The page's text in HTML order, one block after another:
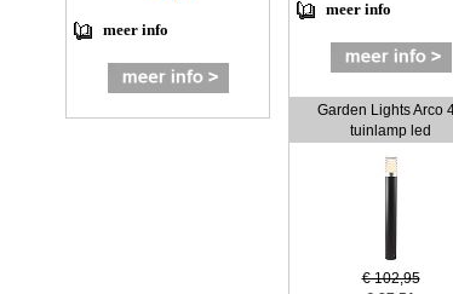
meer info
meer info
Garden Lights Arco
tuinlamp led
€ 102,95